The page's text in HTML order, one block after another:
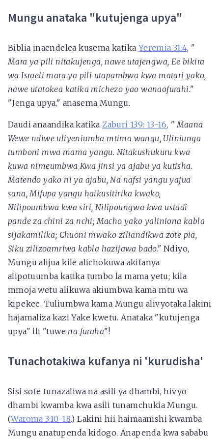
Mungu anataka "kutujenga upya"
Biblia inaendelea kusema katika Yeremia 31:4, "
Mara ya pili nitakujenga, nawe utajengwa, Ee bikira
wa Israeli mara ya pili utapambwa kwa matari yako,
nawe utatokea katika michezo yao wanaofurahi."
"Jenga upya," anasema Mungu.
Daudi anaandika katikaZaburi 139: 13-16, " Maana
Wewe ndiwe uliyeniumba mtima wangu, Uliniunga
tumboni mwa mama yangu. Nitakushukuru kwa
kuwa nimeumbwa Kwa jinsi ya ajabu ya kutisha.
Matendo yako ni ya ajabu, Na nafsi yangu yajua
sana, Mifupa yangu haikusitirika kwako,
Nilipoumbwa kwa siri, Nilipoungwa kwa ustadi
pande za chini za nchi; Macho yako yaliniona kabla
sijakamilika; Chuoni mwako ziliandikwa zote pia,
Siku zilizoamriwa kabla hazijawa bado." Ndiyo,
Mungu alijua kile alichokuwa akifanya
alipotuumba katika tumbo la mama yetu; kila
mmoja wetu alikuwa akiumbwa kama mtu wa
kipekee. Tuliumbwa kama Mungu alivyotaka lakini
hajamaliza kazi Yake kwetu. Anataka "kutujenga
upya" ili "tuwe na furaha"!
Tunachotakiwa kufanya ni 'kurudisha'
Sisi sote tunazaliwa na asili ya dhambi, hivyo
dhambi kwamba kwa asili tunamchukia Mungu.
(Waroma 3:10-18.) Lakini hii haimaanishi kwamba
Mungu anatupenda kidogo. Anapenda kwa sababu